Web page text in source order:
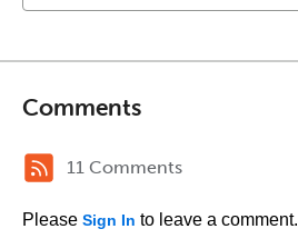
Comments
11 Comments
Please Sign In to leave a comment.